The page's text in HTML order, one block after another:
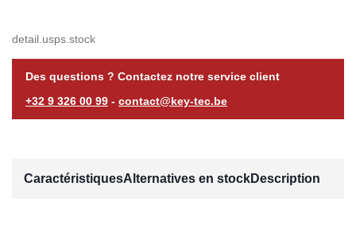
detail.usps.stock
Des questions ? Contactez notre service client
+32 9 326 00 99 - contact@key-tec.be
CaractéristiquesAlternatives en stockDescription